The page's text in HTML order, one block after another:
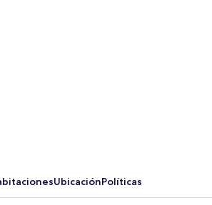
UbicaciónPolíticas